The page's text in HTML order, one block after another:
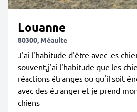
Louanne
80300, Méaulte
J'ai l'habitude d'être avec les
souvent,j'ai l'habitude que les
réactions étranges ou qu'il soit
avec des étranger et je prend
chiens